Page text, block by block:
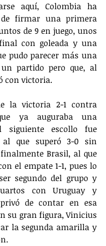
aquí, Colombia ha
de firmar una primera
de 9 en juego, unos
con goleada y una
pudo parecer más una
partido pero que, al
con victoria.
la victoria 2-1 contra
ya auguraba una
siguiente escollo fue
al que superó 3-0 sin
Brasil, al que
el empate 1-1, pues lo
segundo del grupo y
con Uruguay y
de contar en esa
su gran figura, Vinicius
la segunda amarilla y